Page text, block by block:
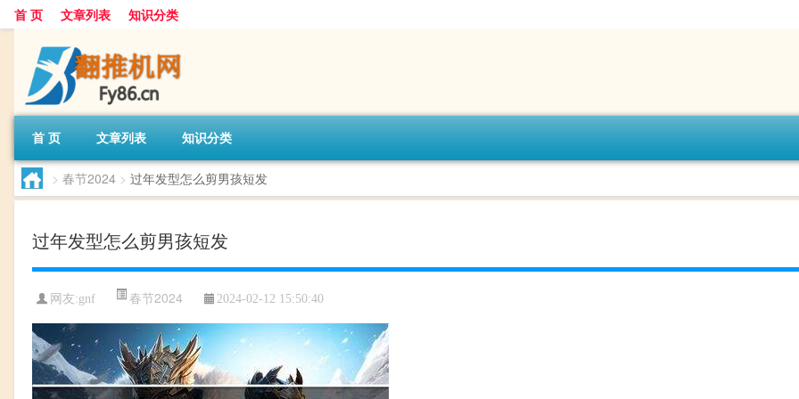
首 页 文章列表 知识分类
首 页 文章列表 知识分类
> 春节2024 > 过年发型怎么剪男孩短发
过年发型怎么剪男孩短发
网友:gnf 春节2024 2024-02-12 15:50:40